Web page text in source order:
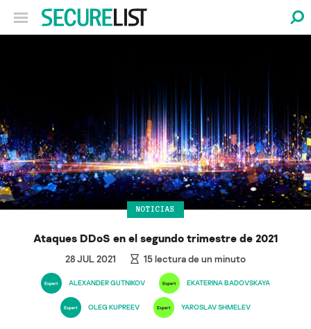
NOTICIAS
Ataques DDoS en el segundo trimestre de 2021
28 JUL 2021 15lectura de un minuto
ALEXANDER GUTNIKOV EKATERINA BADOVSKAYA
OLEG KUPREEV YAROSLAV SHMELEV